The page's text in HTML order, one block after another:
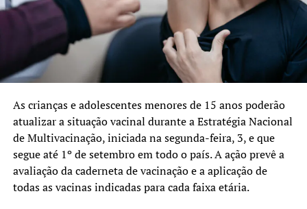
As crianças e adolescentes menores de 15 anos poderão
atualizar a situação vacinal durante a Estratégia Nacional
de Multivacinação, iniciada na segunda-feira, 3, e que
segue até 1º de setembro em todo o país. A ação prevê a
avaliação da caderneta de vacinação e a aplicação de
todas as vacinas indicadas para cada faixa etária.